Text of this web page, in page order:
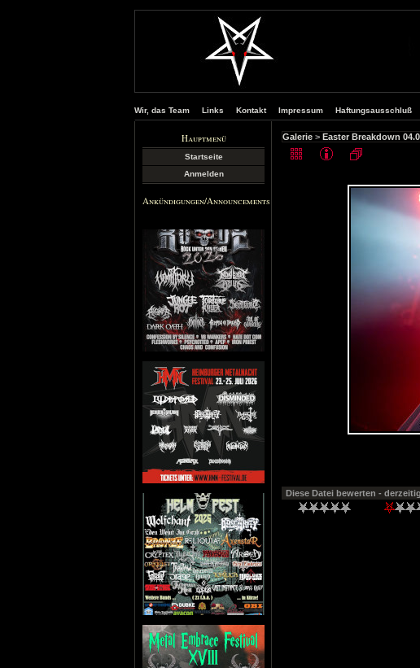
Wir, das Team Links Kontakt Impressum Haftungsausschluß
Hauptmenü
Startseite
Anmelden
Ankündigungen/Announcements
Galerie > Easter Breakdown
Diese Datei bewerten -